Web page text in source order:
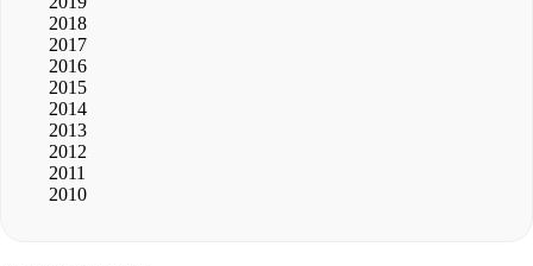
2018
2017
2016
2015
2014
2013
2012
2011
2010